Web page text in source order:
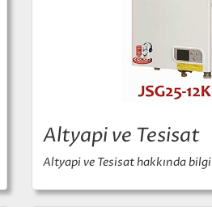
Altyapi ve Tesisat
Altyapi ve Tesisat hakkında bilgi